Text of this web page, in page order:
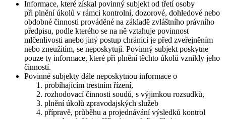
Informace, které získal povinný subjekt od třetí osoby
při plnění úkolů v rámci kontrolní, dozorové, dohledové nebo
obdobné činnosti prováděné na základě zvláštního právního
předpisu, podle kterého se na ně vztahuje povinnost
mlčenlivosti anebo jiný postup chránící je před zveřejněním
nebo zneužitím, se neposkytují. Povinný subjekt poskytne
pouze ty informace, které při plnění těchto úkolů vznikly jeho
činností.
Povinné subjekty dále neposkytnou informace o
probíhajícím trestním řízení,
rozhodovací činnosti soudů, s výjimkou rozsudků,
plnění úkolů zpravodajských služeb
přípravě, průběhu a projednávání výsledků kontrol